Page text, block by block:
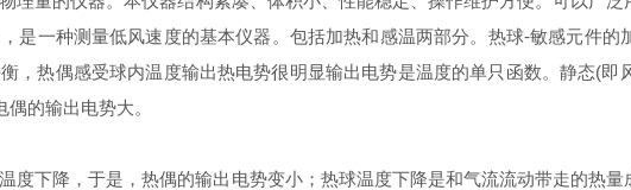
是一种测量低风速度的基本仪器。包括加热和感温两部分。热球-敏感元件
，热偶感受球内温度输出热电势很明显输出电势是温度的单只函数。静态(
的输出电势大。
下降，于是，热偶的输出电势变小；热球温度下降是和气流流动带走的热